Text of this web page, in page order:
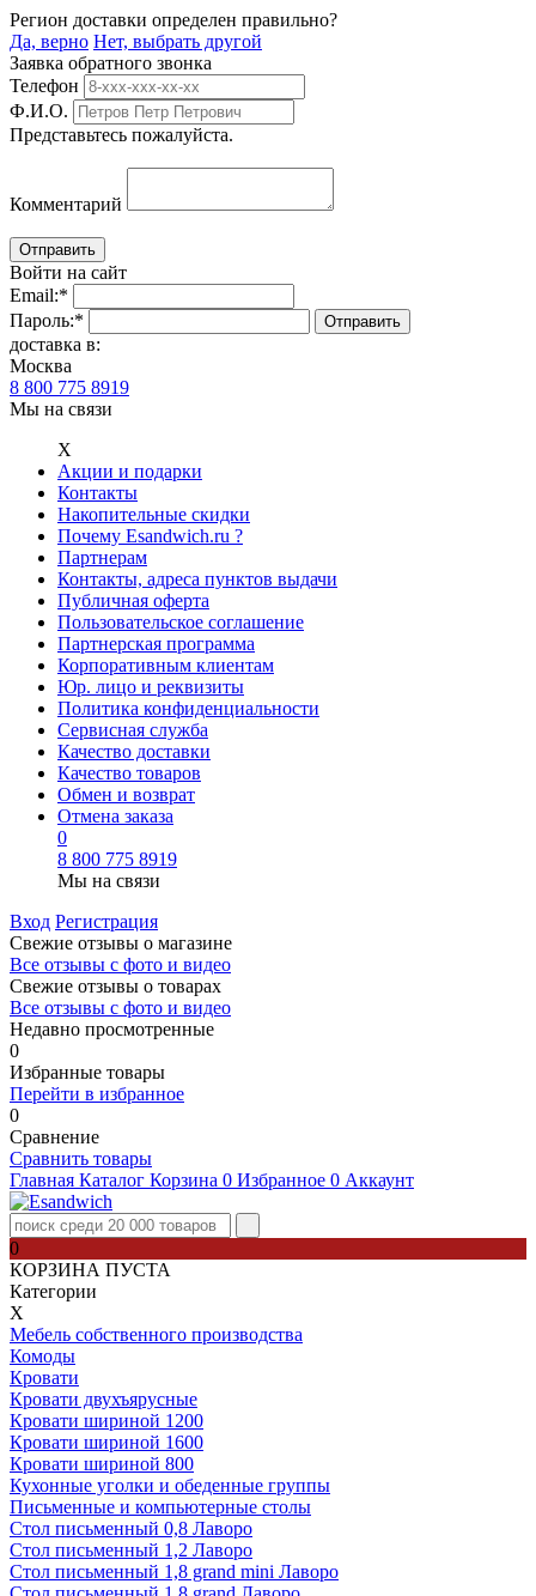
Регион доставки определен правильно?
Да, верно Нет, выбрать другой
Заявка обратного звонка
Телефон
Ф.И.О.
Представьтесь пожалуйста.
Комментарий
Войти на сайт
Email:*
Пароль:*
доставка в:
Москва
8 800 775 8919
Мы на связи
Х
Акции и подарки
Контакты
Накопительные скидки
Почему Esandwich.ru ?
Партнерам
Контакты, адреса пунктов выдачи
Публичная оферта
Пользовательское соглашение
Партнерская программа
Корпоративным клиентам
Юр. лицо и реквизиты
Политика конфиденциальности
Сервисная служба
Качество доставки
Качество товаров
Обмен и возврат
Отмена заказа
0
8 800 775 8919
Мы на связи
Вход Регистрация
Свежие отзывы о магазине
Все отзывы с фото и видео
Свежие отзывы о товарах
Все отзывы c фото и видео
Недавно просмотренные
0
Избранные товары
Перейти в избранное
0
Сравнение
Сравнить товары
Главная Каталог Корзина 0 Избранное 0 Аккаунт
0
КОРЗИНА ПУСТА
Категории
Х
Мебель собственного производства
Комоды
Кровати
Кровати двухъярусные
Кровати шириной 1200
Кровати шириной 1600
Кровати шириной 800
Кухонные уголки и обеденные группы
Письменные и компьютерные столы
Стол письменный 0,8 Лаворо
Стол письменный 1,2 Лаворо
Стол письменный 1,8 grand mini Лаворо